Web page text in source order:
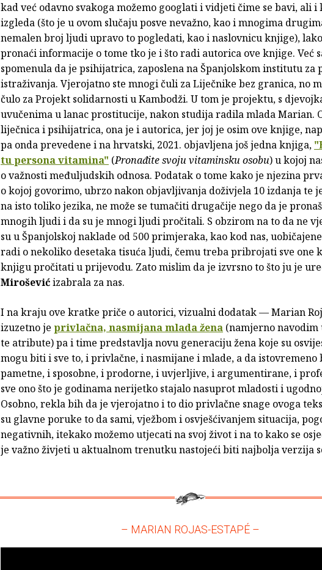
kad već odavno svakoga možemo googlati i vidjeti čime se bavi, ali i
izgleda (što je u ovom slučaju posve nevažno, kao i mnogima
nemalen broj ljudi upravo to pogledati, kao i naslovnicu knjige),
pronaći informacije o tome tko je i što radi autorica ove knjige. Već
spomenula da je psihijatrica, zaposlena na Španjolskom institutu
istraživanja. Vjerojatno ste mnogi čuli za Liječnike bez granica, no
čulo za Projekt solidarnosti u Kambodži. U tom je projektu, s
uvučenima u lanac prostitucije, nakon studija radila mlada Marian.
liječnica i psihijatrica, ona je i autorica, jer joj je osim ove knjige,
pa onda prevedene i na hrvatski, 2021. objavljena još jedna knjiga,
tu persona vitamina" (Pronađite svoju vitaminsku osobu) u kojoj
o važnosti međuljudskih odnosa. Podatak o tome kako je njezina
o kojoj govorimo, ubrzo nakon objavljivanja doživjela 10 izdanja te
na isto toliko jezika, ne može se tumačiti drugačije nego da je
mnogih ljudi i da su je mnogi ljudi pročitali. S obzirom na to da ne
su u Španjolskoj naklade od 500 primjeraka, kao kod nas,
radi o nekoliko desetaka tisuća ljudi, čemu treba pribrojati sve one
knjigu pročitati u prijevodu. Zato mislim da je izvrsno to što ju je
Miroševićizabrala za nas.
I na kraju ove kratke priče o autorici, vizualni dodatak — Marian
izuzetno je privlačna, nasmijana mlada žena (namjerno navodim
te atribute) pa i time predstavlja novu generaciju žena koje su
mogu biti i sve to, i privlačne, i nasmijane i mlade, a da istovremeno
pametne, i sposobne, i prodorne, i uvjerljive, i argumentirane, i
sve ono što je godinama nerijetko stajalo nasuprot mladosti i
Osobno, rekla bih da je vjerojatno i to dio privlačne snage ovoga
su glavne poruke to da sami, vježbom i osvješćivanjem situacija,
negativnih, itekako možemo utjecati na svoj život i na to kako se
je važno živjeti u aktualnom trenutku nastojeći biti najbolja verzija
– MARIAN ROJAS-ESTAPÉ –